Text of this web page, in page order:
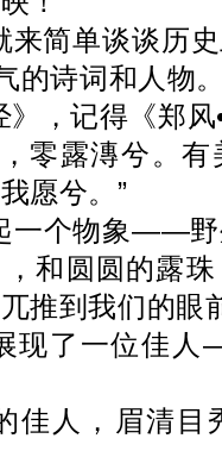
来简单谈谈历
的诗词和人物
》，记得《郑
零露漙兮。有
愿兮。 ”
一个物象——野
和圆圆的露珠
推到我们的眼
现了一位佳
佳人，眉清目